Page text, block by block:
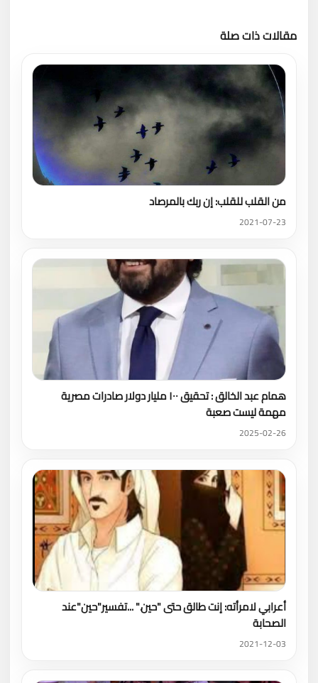
مقالات ذات صلة
من القلب للقلب: إن ربك بالمرصاد
2021-07-23
همام عبد الخالق : تحقيق ١٠٠ مليار دولار صادرات مصرية
مهمة ليست صعبة
2025-02-26
أعرابي لامرأته: إنت طالق حتى "حين." ...تفسير"حين"عند
الصحابة
2021-12-03